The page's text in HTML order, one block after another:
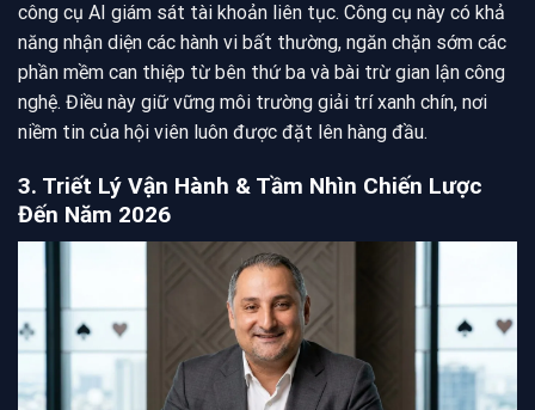
công cụ AI giám sát tài khoản liên tục. Công cụ này có khả
năng nhận diện các hành vi bất thường, ngăn chặn sớm các
phần mềm can thiệp từ bên thứ ba và bài trừ gian lận công
nghệ. Điều này giữ vững môi trường giải trí xanh chín, nơi
niềm tin của hội viên luôn được đặt lên hàng đầu.
3. Triết Lý Vận Hành & Tầm Nhìn Chiến Lược
Đến Năm 2026